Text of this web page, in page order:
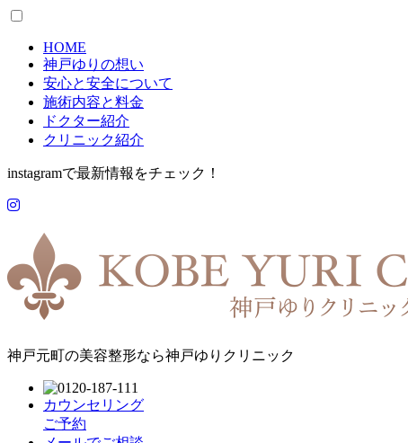
HOME
神戸ゆりの想い
安心と安全について
施術内容と料金
ドクター紹介
クリニック紹介
instagramで最新情報をチェック！
神戸元町の美容整形なら神戸ゆりクリニック
カウンセリング
ご予約